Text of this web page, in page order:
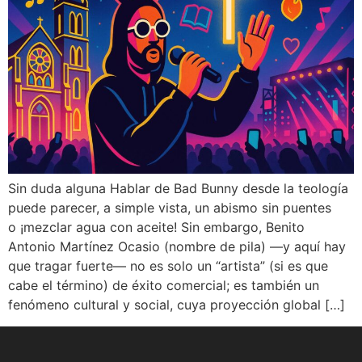
Sin duda alguna Hablar de Bad Bunny desde la teología
puede parecer, a simple vista, un abismo sin puentes
o ¡mezclar agua con aceite! Sin embargo, Benito
Antonio Martínez Ocasio (nombre de pila) —y aquí hay
que tragar fuerte— no es solo un “artista” (si es que
cabe el término) de éxito comercial; es también un
fenómeno cultural y social, cuya proyección global […]